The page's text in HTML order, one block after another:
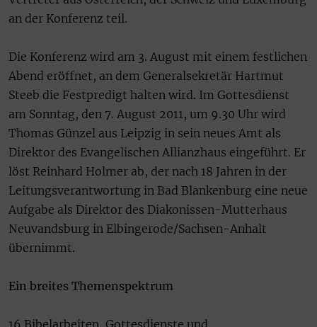
an der Konferenz teil.
Die Konferenz wird am 3. August mit einem festlichen
Abend eröffnet, an dem Generalsekretär Hartmut
Steeb die Festpredigt halten wird. Im Gottesdienst
am Sonntag, den 7. August 2011, um 9.30 Uhr wird
Thomas Günzel aus Leipzig in sein neues Amt als
Direktor des Evangelischen Allianzhaus eingeführt. Er
löst Reinhard Holmer ab, der nach 18 Jahren in der
Leitungsverantwortung in Bad Blankenburg eine neue
Aufgabe als Direktor des Diakonissen-Mutterhaus
Neuvandsburg in Elbingerode/Sachsen-Anhalt
übernimmt.
Ein breites Themenspektrum